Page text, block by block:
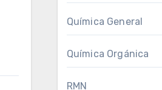
Química General
Química Orgánica
RMN